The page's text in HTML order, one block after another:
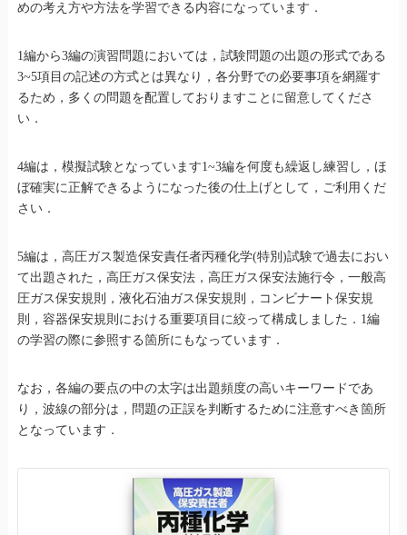
めの考え方や方法を学習できる内容になっています．
1編から3編の演習問題においては，試験問題の出題の形式である
3~5項目の記述の方式とは異なり，各分野での必要事項を網羅す
るため，多くの問題を配置しておりますことに留意してくださ
い．
4編は，模擬試験となっています1~3編を何度も繰返し練習し，ほ
ぼ確実に正解できるようになった後の仕上げとして，ご利用くだ
さい．
5編は，高圧ガス製造保安責任者丙種化学(特別)試験で過去におい
て出題された，高圧ガス保安法，高圧ガス保安法施行令，一般高
圧ガス保安規則，液化石油ガス保安規則，コンビナート保安規
則，容器保安規則における重要項目に絞って構成しました．1編
の学習の際に参照する箇所にもなっています．
なお，各編の要点の中の太字は出題頻度の高いキーワードであ
り，波線の部分は，問題の正誤を判断するために注意すべき箇所
となっています．